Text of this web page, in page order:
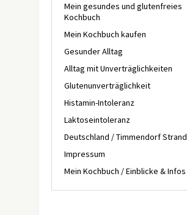
Mein gesundes und glutenfreies
Kochbuch
Mein Kochbuch kaufen
Gesunder Alltag
Alltag mit Unverträglichkeiten
Glutenunverträglichkeit
Histamin-Intoleranz
Laktoseintoleranz
Deutschland / Timmendorf Strand
Impressum
Mein Kochbuch / Einblicke & Infos